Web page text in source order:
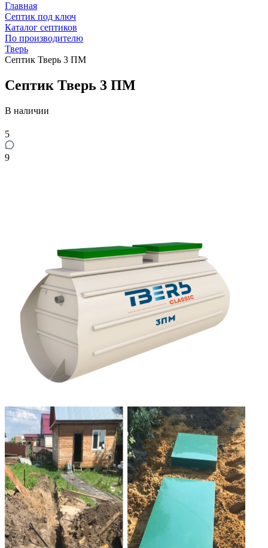
Главная
Септик под ключ
Каталог септиков
По производителю
Тверь
Септик Тверь 3 ПМ
Септик Тверь 3 ПМ
В наличии
5
9